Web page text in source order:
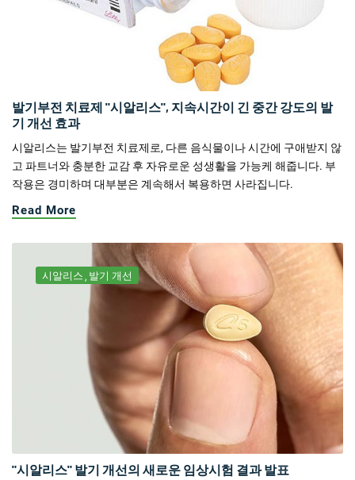
발기부전 치료제 "시알리스", 지속시간이 긴 중간 강도의 발
기 개선 효과
시알리스는 발기부전 치료제로, 다른 음식물이나 시간에 구애받지 않
고 파트너와 충분한 교감 후 자유로운 성생활을 가능케 해줍니다. 부
작용은 경미하며 대부분은 계속해서 복용하면 사라집니다.
Read More
시알리스 발기 개선
"시알리스" 발기 개선의 새로운 임상시험 결과 발표